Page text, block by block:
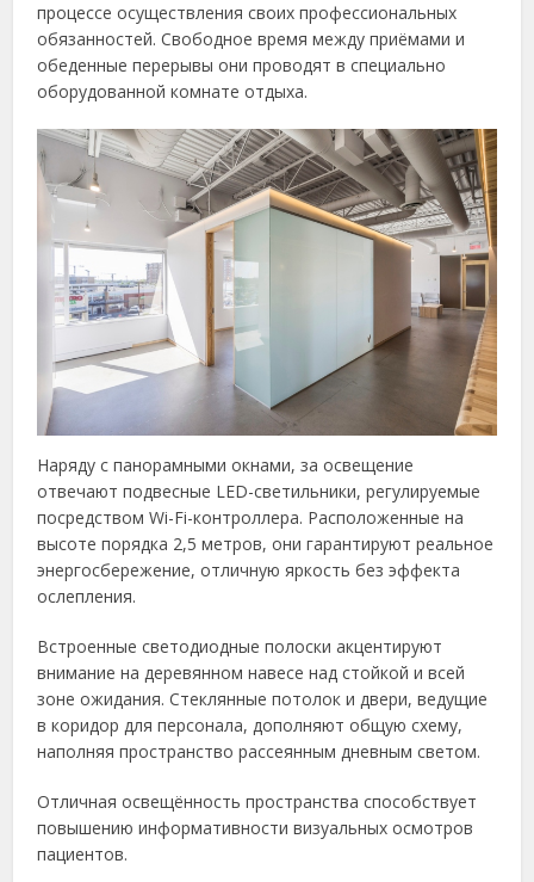
процессе осуществления своих профессиональных
обязанностей. Свободное время между приёмами и
обеденные перерывы они проводят в специально
оборудованной комнате отдыха.
Наряду с панорамными окнами, за освещение
отвечают подвесные LED-светильники, регулируемые
посредством Wi-Fi-контроллера. Расположенные на
высоте порядка 2,5 метров, они гарантируют реальное
энергосбережение, отличную яркость без эффекта
ослепления.
Встроенные светодиодные полоски акцентируют
внимание на деревянном навесе над стойкой и всей
зоне ожидания. Стеклянные потолок и двери, ведущие
в коридор для персонала, дополняют общую схему,
наполняя пространство рассеянным дневным светом.
Отличная освещённость пространства способствует
повышению информативности визуальных осмотров
пациентов.